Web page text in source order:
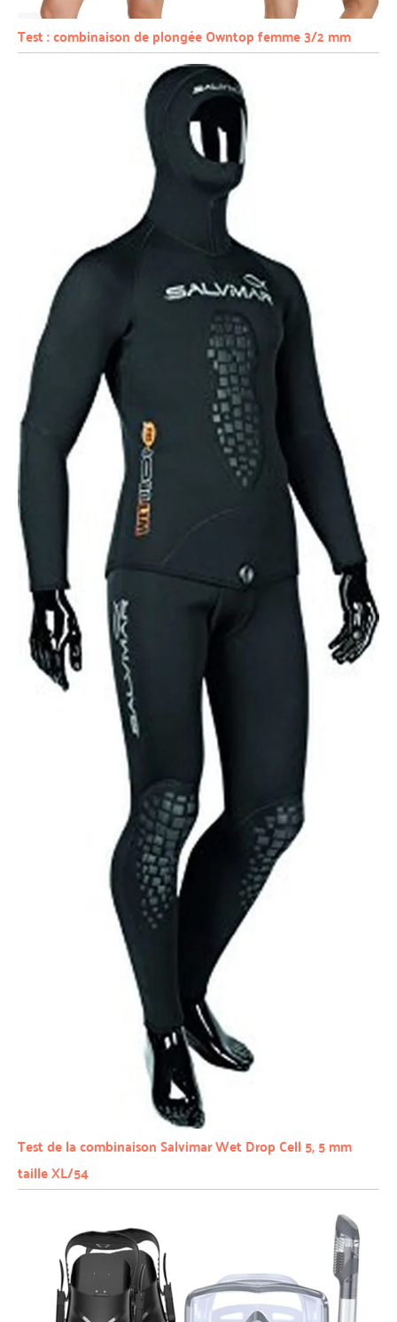
Test : combinaison de plongée Owntop femme 3/2 mm
Test de la combinaison Salvimar Wet Drop Cell 5, 5 mm
taille XL/54